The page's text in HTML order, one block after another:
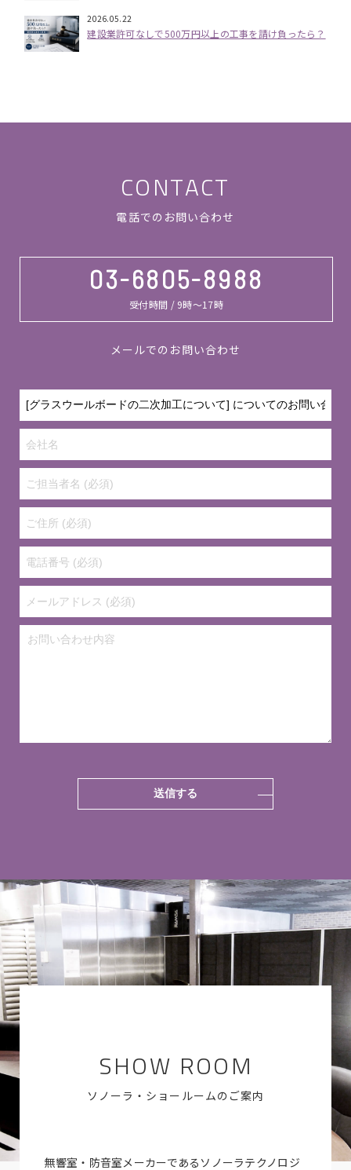
2026.05.22
建設業許可なしで500万円以上の工事を請け負ったら？
CONTACT
電話でのお問い合わせ
03-6805-8988
受付時間 / 9時～17時
メールでのお問い合わせ
SHOW ROOM
ソノーラ・ショールームのご案内
無響室・防音室メーカーであるソノーラテクノロジ